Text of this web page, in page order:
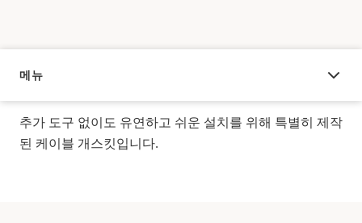
메뉴
오버뷰
추가 도구 없이도 유연하고 쉬운 설치를 위해 특별히 제작
된 케이블 개스킷입니다.